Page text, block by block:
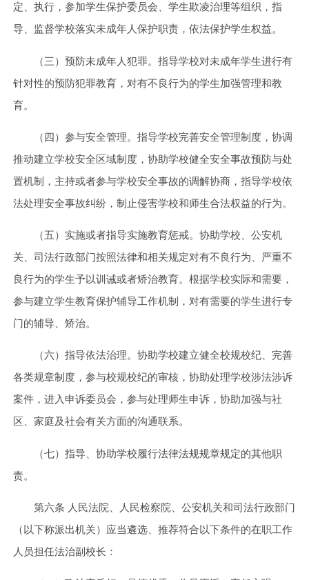
定、执行，参加学生保护委员会、学生欺凌治理等组织，指
导、监督学校落实未成年人保护职责，依法保护学生权益。
（三）预防未成年人犯罪。指导学校对未成年学生进行有
针对性的预防犯罪教育，对有不良行为的学生加强管理和教
育。
（四）参与安全管理。指导学校完善安全管理制度，协调
推动建立学校安全区域制度，协助学校健全安全事故预防与处
置机制，主持或者参与学校安全事故的调解协商，指导学校依
法处理安全事故纠纷，制止侵害学校和师生合法权益的行为。
（五）实施或者指导实施教育惩戒。协助学校、公安机
关、司法行政部门按照法律和相关规定对有不良行为、严重不
良行为的学生予以训诫或者矫治教育。根据学校实际和需要，
参与建立学生教育保护辅导工作机制，对有需要的学生进行专
门的辅导、矫治。
（六）指导依法治理。协助学校建立健全校规校纪、完善
各类规章制度，参与校规校纪的审核，协助处理学校涉法涉诉
案件，进入申诉委员会，参与处理师生申诉，协助加强与社
区、家庭及社会有关方面的沟通联系。
（七）指导、协助学校履行法律法规规章规定的其他职
责。
第六条 人民法院、人民检察院、公安机关和司法行政部门
（以下称派出机关）应当遴选、推荐符合以下条件的在职工作
人员担任法治副校长：